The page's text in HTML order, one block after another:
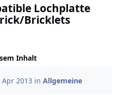
Lochplatte
Bricklets
Inhalt
Apr 2013 inAllgemeine